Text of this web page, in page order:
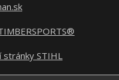
stránky STIHL